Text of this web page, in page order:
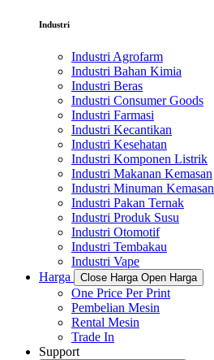
Industri
Industri Agrofarm
Industri Bahan Kimia
Industri Beras
Industri Consumer Goods
Industri Farmasi
Industri Kecantikan
Industri Kesehatan
Industri Komponen Listrik
Industri Makanan Kemasan
Industri Minuman Kemasan
Industri Pakan Ternak
Industri Produk Susu
Industri Otomotif
Industri Tembakau
Industri Vape
Harga
Close Harga Open Harga
One Price Per Print
Pembelian Mesin
Rental Mesin
Trade In
Support